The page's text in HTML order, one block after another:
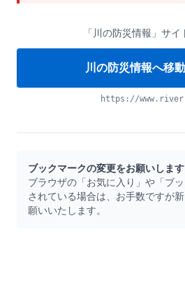
「川の防災情報」サイ
川の防災情報へ移
https://
ブックマークの変更をお願いします
ブラウザの「お気に入り」や「ブ
されている場合は、お手数ですが
願いいたします。